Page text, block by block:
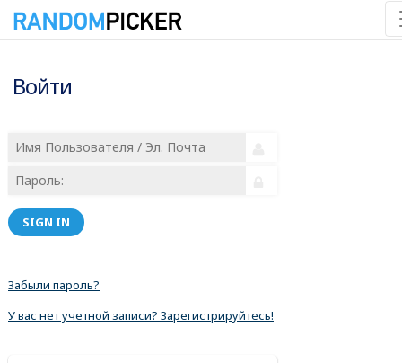
Войти
SIGN IN
Забыли пароль?
У вас нет учетной записи? Зарегистрируйтесь!